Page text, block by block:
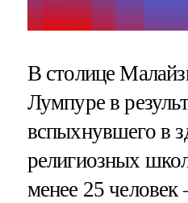
В столице
Лумпуре в
вспыхнувшего в
религиозных
менее 25